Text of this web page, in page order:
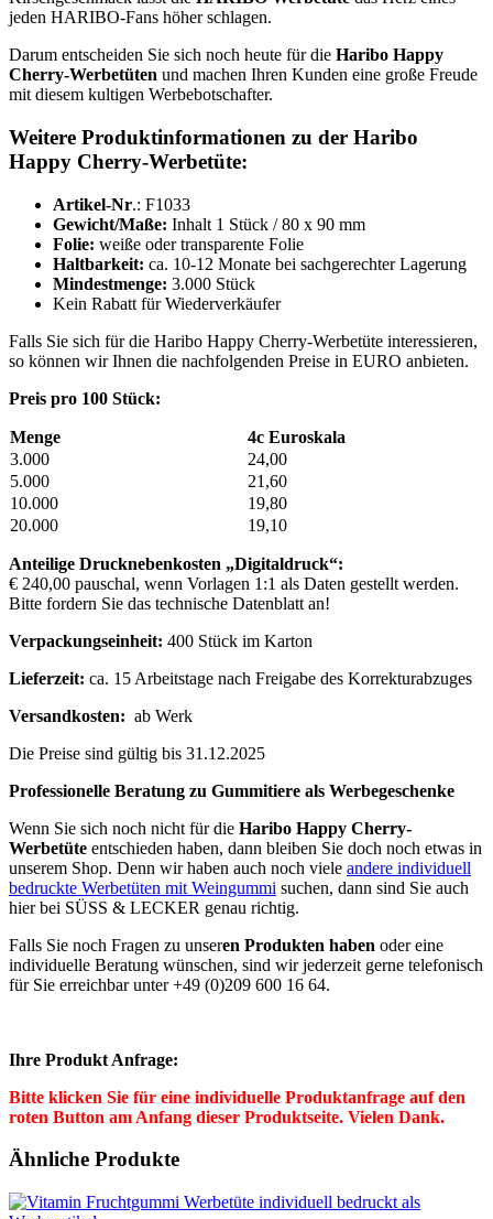
jeden HARIBO-Fans höher schlagen.
Darum entscheiden Sie sich noch heute für die Haribo Happy
Cherry-Werbetüten und machen Ihren Kunden eine große Freude
mit diesem kultigen Werbebotschafter.
Weitere Produktinformationen zu der Haribo
Happy Cherry-Werbetüte:
Artikel-Nr.: F1033
Gewicht/Maße: Inhalt 1 Stück / 80 x 90 mm
Folie: weiße oder transparente Folie
Haltbarkeit: ca. 10-12 Monate bei sachgerechter Lagerung
Mindestmenge: 3.000 Stück
Kein Rabatt für Wiederverkäufer
Falls Sie sich für die Haribo Happy Cherry-Werbetüte interessieren,
so können wir Ihnen die nachfolgenden Preise in EURO anbieten.
Preis pro 100 Stück:
Menge
4c Euroskala
3.000
24,00
5.000
21,60
10.000
19,80
20.000
19,10
Anteilige Drucknebenkosten „Digitaldruck“:
€ 240,00 pauschal, wenn Vorlagen 1:1 als Daten gestellt werden.
Bitte fordern Sie das technische Datenblatt an!
Verpackungseinheit: 400 Stück im Karton
Lieferzeit: ca. 15 Arbeitstage nach Freigabe des Korrekturabzuges
Versandkosten: ab Werk
Die Preise sind gültig bis 31.12.2025
Professionelle Beratung zu Gummitiere als Werbegeschenke
Wenn Sie sich noch nicht für die Haribo Happy Cherry-
Werbetüte entschieden haben, dann bleiben Sie doch noch etwas in
unserem Shop. Denn wir haben auch noch viele andere individuell
bedruckte Werbetüten mit Weingummi suchen, dann sind Sie auch
hier bei SÜSS & LECKER genau richtig.
Falls Sie noch Fragen zu unseren Produkten haben oder eine
individuelle Beratung wünschen, sind wir jederzeit gerne telefonisch
für Sie erreichbar unter +49 (0)209 600 16 64.
Ihre Produkt Anfrage:
Bitte klicken Sie für eine individuelle Produktanfrage auf den
roten Button am Anfang dieser Produktseite. Vielen Dank.
Ähnliche Produkte